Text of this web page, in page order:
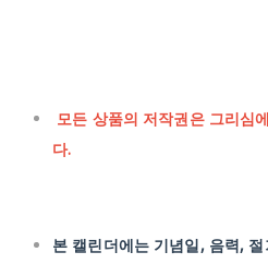
모든 상품의 저작권은 그리심
다.
본 캘린더에는 기념일, 음력,